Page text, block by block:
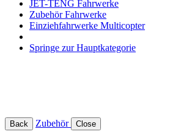
JET-TENG Fahrwerke
Zubehör Fahrwerke
Einziehfahrwerke Multicopter
Springe zur Hauptkategorie
Back Zubehör Close